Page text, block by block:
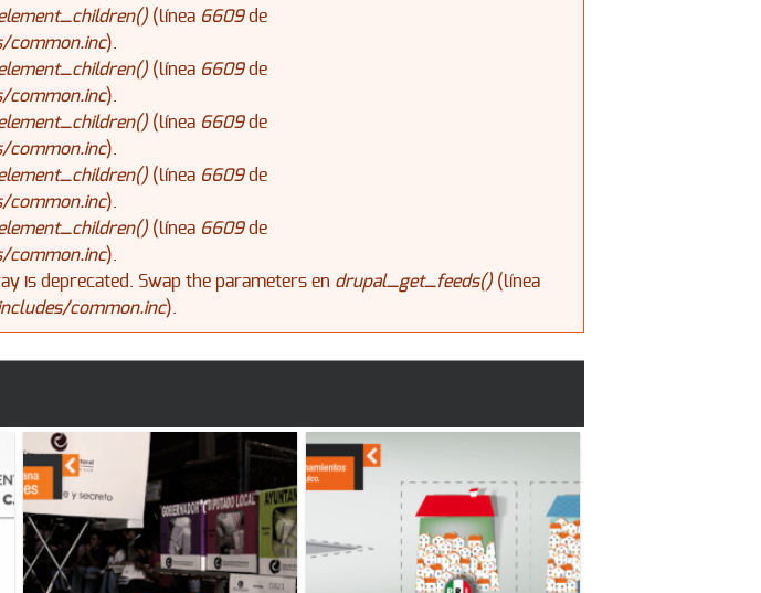
(línea 6609de
common.inc).
(línea 6609de
common.inc).
(línea 6609de
common.inc).
(línea 6609de
common.inc).
(línea 6609de
common.inc).
is deprecated. Swap the parameters en drupal_get_feeds()(línea
common.inc).